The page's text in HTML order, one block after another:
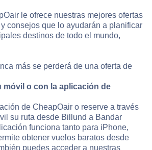
le ofrece nuestras mejores ofertas
consejos que lo ayudarán a planificar
destinos de todo el mundo,
más se perderá de una oferta de
móvil o con la aplicación de
de CheapOair o reserve a través
su ruta desde Billund a Bandar
funciona tanto para iPhone,
obtener vuelos baratos desde
puedes acceder a nuestras